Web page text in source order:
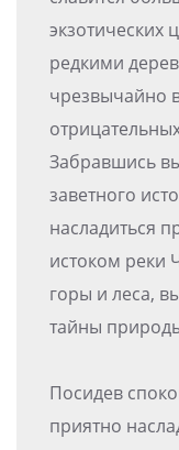
экзотических
редкими
чрезвычайно
Забравшись
заветного
насладиться
истоком реки
горы и леса,
тайны
Посидев
приятно